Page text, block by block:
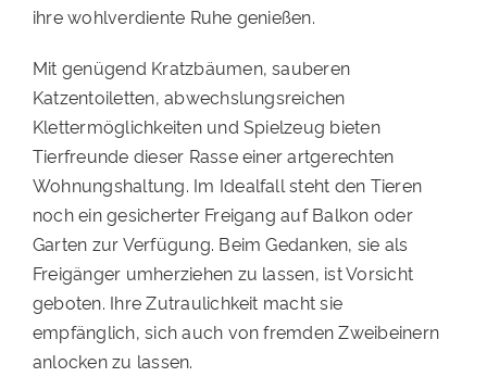
ihre wohlverdiente Ruhe genießen.
Mit genügend Kratzbäumen, sauberen
Katzentoiletten, abwechslungsreichen
Klettermöglichkeiten und Spielzeug bieten
Tierfreunde dieser Rasse einer artgerechten
Wohnungshaltung. Im Idealfall steht den Tieren
noch ein gesicherter Freigang auf Balkon oder
Garten zur Verfügung. Beim Gedanken, sie als
Freigänger umherziehen zu lassen, ist Vorsicht
geboten. Ihre Zutraulichkeit macht sie
empfänglich, sich auch von fremden Zweibeinern
anlocken zu lassen.